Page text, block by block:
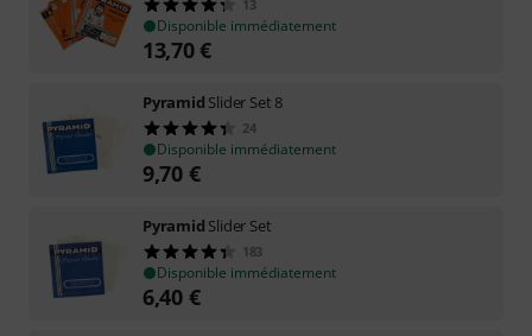
13
Disponible immédiatement
13,70€
Pyramid Slider Set 8
24
Disponible immédiatement
9,70 €
Pyramid Slider Set
183
Disponible immédiatement
6,40 €